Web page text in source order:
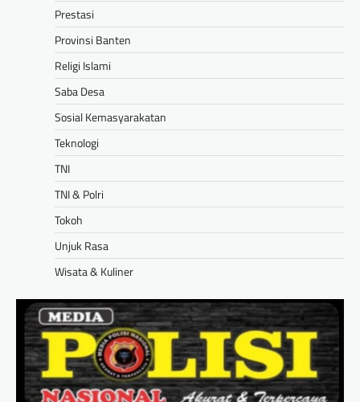
Prestasi
Provinsi Banten
Religi Islami
Saba Desa
Sosial Kemasyarakatan
Teknologi
TNI
TNI & Polri
Tokoh
Unjuk Rasa
Wisata & Kuliner